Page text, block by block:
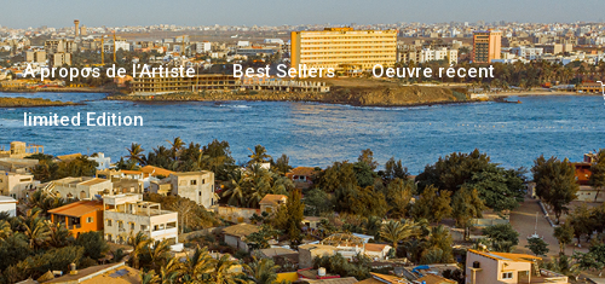
A propos de l’Artiste Best Sellers Oeuvre récent
limited Edition